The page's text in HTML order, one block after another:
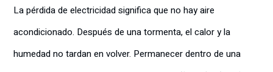
La pérdida de electricidad significa que no hay aire
acondicionado. Después de una tormenta, el calor y la
humedad no tardan en volver. Permanecer dentro de una